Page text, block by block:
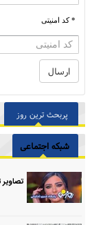
* کد امنیتی
پربحث ترین روز
شبکه اجتماعی